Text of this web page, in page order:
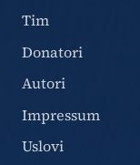
Tim
Donatori
Autori
Impressum
Uslovi